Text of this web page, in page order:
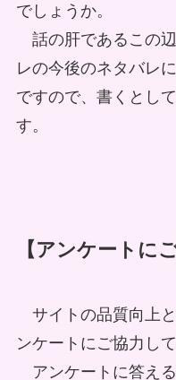
でしょうか。
話の肝であるこの
レの今後のネタバレ
ですので、書くとし
す。
【アンケートに
サイトの品質向上
ンケートにご協力し
アンケートに答え